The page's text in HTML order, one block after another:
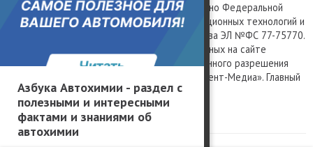
Азбука Автохимии - раздел с
полезными и интересными
фактами и знаниями об
автохимии
Сетевое издание «Kolesa.ru», зарегистрировано Федеральной
службой по надзору в сфере связи, информационных технологий и
массовых коммуникаций, номер свидетельства ЭЛ №ФС 77-75770.
Любое использование материалов, размещенных на сайте
www.kolesa.ru, допускается только с письменного разрешения
правообладателя. Учредитель ООО «Президент-Медиа». Главный
редактор Баландин М.А. 0+
Политика конфиденциальности